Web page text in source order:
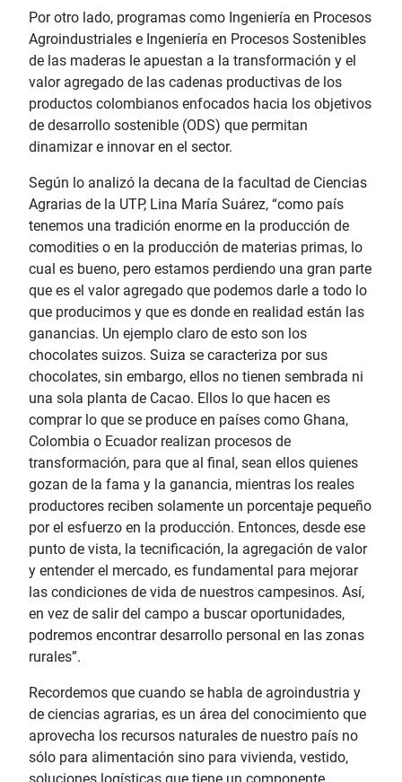
Por otro lado, programas como Ingeniería en Procesos
Agroindustriales e Ingeniería en Procesos Sostenibles
de las maderas le apuestan a la transformación y el
valor agregado de las cadenas productivas de los
productos colombianos enfocados hacia los objetivos
de desarrollo sostenible (ODS) que permitan
dinamizar e innovar en el sector.
Según lo analizó la decana de la facultad de Ciencias
Agrarias de la UTP, Lina María Suárez, “como país
tenemos una tradición enorme en la producción de
comodities o en la producción de materias primas, lo
cual es bueno, pero estamos perdiendo una gran parte
que es el valor agregado que podemos darle a todo lo
que producimos y que es donde en realidad están las
ganancias. Un ejemplo claro de esto son los
chocolates suizos. Suiza se caracteriza por sus
chocolates, sin embargo, ellos no tienen sembrada ni
una sola planta de Cacao. Ellos lo que hacen es
comprar lo que se produce en países como Ghana,
Colombia o Ecuador realizan procesos de
transformación, para que al final, sean ellos quienes
gozan de la fama y la ganancia, mientras los reales
productores reciben solamente un porcentaje pequeño
por el esfuerzo en la producción. Entonces, desde ese
punto de vista, la tecnificación, la agregación de valor
y entender el mercado, es fundamental para mejorar
las condiciones de vida de nuestros campesinos. Así,
en vez de salir del campo a buscar oportunidades,
podremos encontrar desarrollo personal en las zonas
rurales”.
Recordemos que cuando se habla de agroindustria y
de ciencias agrarias, es un área del conocimiento que
aprovecha los recursos naturales de nuestro país no
sólo para alimentación sino para vivienda, vestido,